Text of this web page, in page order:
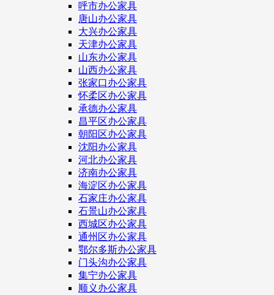
呼市办公家具
唐山办公家具
大兴办公家具
天津办公家具
山东办公家具
山西办公家具
张家口办公家具
怀柔区办公家具
承德办公家具
昌平区办公家具
朝阳区办公家具
沈阳办公家具
河北办公家具
济南办公家具
海淀区办公家具
石家庄办公家具
石景山办公家具
西城区办公家具
通州区办公家具
鄂尔多斯办公家具
门头沟办公家具
集宁办公家具
顺义办公家具